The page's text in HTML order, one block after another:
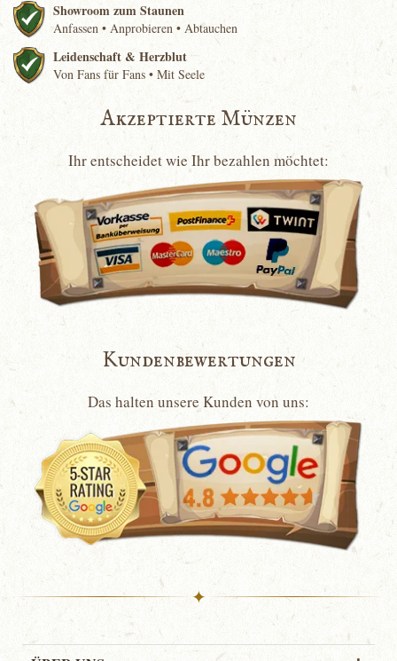
Showroom zum Staunen
Anfassen • Anprobieren • Abtauchen
Leidenschaft & Herzblut
Von Fans für Fans • Mit Seele
Akzeptierte Münzen
Ihr entscheidet wie Ihr bezahlen möchtet:
Kundenbewertungen
Das halten unsere Kunden von uns:
✦